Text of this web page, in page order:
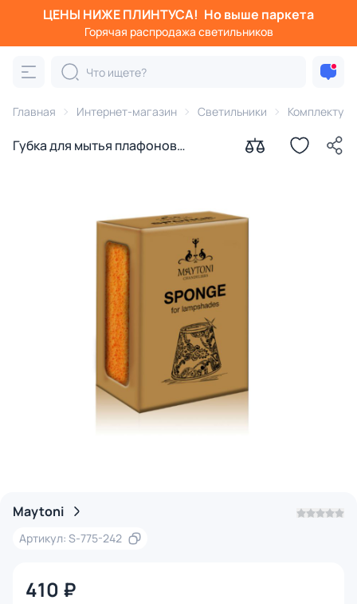
ЦЕНЫ НИЖЕ ПЛИНТУСА! Но выше паркета
Горячая распродажа светильников
Главная Интернет-магазин Светильники
Губка для мытья плафонов
Maytoni
Артикул: S-775-242
410 ₽